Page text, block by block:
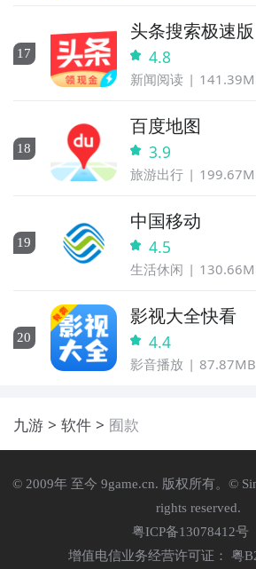
17
头条搜索极速版
4.8
新闻阅读
18
百度地图
3.9
旅游出行
19
中国移动
4.5
生活休闲
20
影视大全快看
4.4
影音播放 87.87MB
九游 软件 囿款
© 2009年 至今 9game.cn. 版权所有。©
rights reserved.
粤ICP备13078412号
增值电信业务经营许可证： 粤